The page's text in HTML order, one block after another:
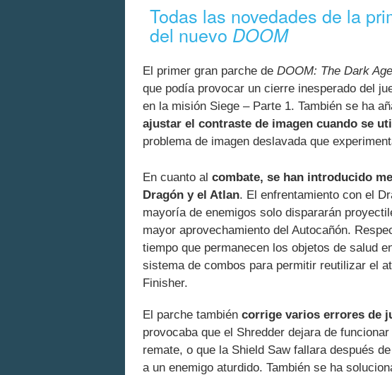
Todas las novedades de la
del nuevo DOOM
El primer gran parche de DOOM: The Dark
que podía provocar un cierre inesperado del
en la misión Siege – Parte 1. También se ha
ajustar el contraste de imagen cuando se
problema de imagen deslavada que
En cuanto al combate, se han introducido
Dragón y el Atlan. El enfrentamiento con el
mayoría de enemigos solo dispararán
mayor aprovechamiento del Autocañón.
tiempo que permanecen los objetos de salud
sistema de combos para permitir reutilizar el
Finisher.
El parche también corrige varios errores de
provocaba que el Shredder dejara de
remate, o que la Shield Saw fallara después
a un enemigo aturdido. También se ha